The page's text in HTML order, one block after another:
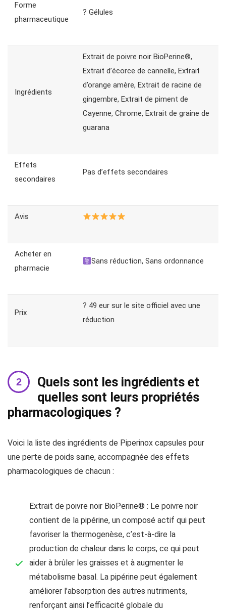
Forme
pharmaceutique
? Gélules
Ingrédients
Extrait de poivre noir BioPerine®,
Extrait d’écorce de cannelle, Extrait
d’orange amère, Extrait de racine de
gingembre, Extrait de piment de
Cayenne, Chrome, Extrait de graine de
guarana
Effets
secondaires
Pas d’effets secondaires
Avis
Acheter en
pharmacie
Sans réduction, Sans ordonnance
Prix
? 49 eur sur le site officiel avec une
réduction
Quels sont les ingrédients et
quelles sont leurs propriétés
pharmacologiques ?
Voici la liste des ingrédients de Piperinox capsules pour
une perte de poids saine, accompagnée des effets
pharmacologiques de chacun :
Extrait de poivre noir BioPerine® : Le poivre noir
contient de la pipérine, un composé actif qui peut
favoriser la thermogenèse, c’est-à-dire la
production de chaleur dans le corps, ce qui peut
aider à brûler les graisses et à augmenter le
métabolisme basal. La pipérine peut également
améliorer l’absorption des autres nutriments,
renforçant ainsi l’efficacité globale du